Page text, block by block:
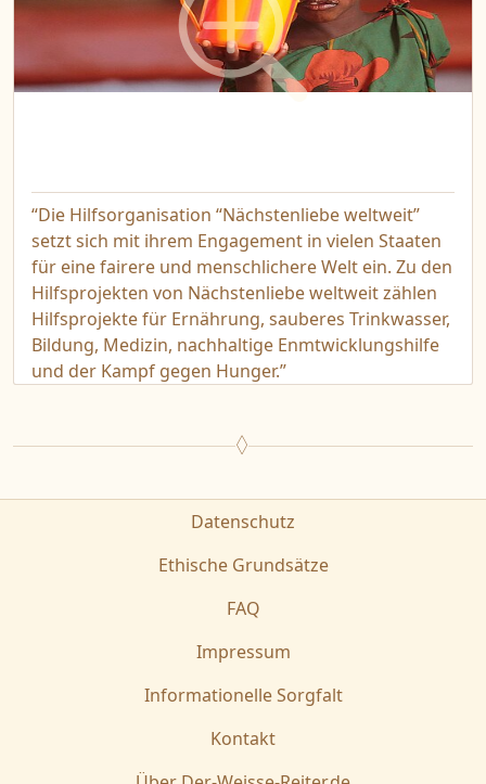
“Die Hilfsorganisation “Nächstenliebe weltweit”
setzt sich mit ihrem Engagement in vielen Staaten
für eine fairere und menschlichere Welt ein. Zu den
Hilfsprojekten von Nächstenliebe weltweit zählen
Hilfsprojekte für Ernährung, sauberes Trinkwasser,
Bildung, Medizin, nachhaltige Enmtwicklungshilfe
und der Kampf gegen Hunger.”
Datenschutz
Ethische Grundsätze
FAQ
Impressum
Informationelle Sorgfalt
Kontakt